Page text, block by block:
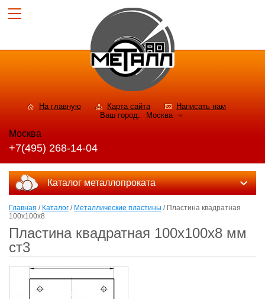
На главную Карта сайта
Написать нам
Ваш город:
Москва
Москва
+7(495) 268-14-04
Каталог металлопроката
Главная / Каталог / Металлические пластины / Пластина квадратная
100х100х8
Пластина квадратная 100х100х8 мм
ст3